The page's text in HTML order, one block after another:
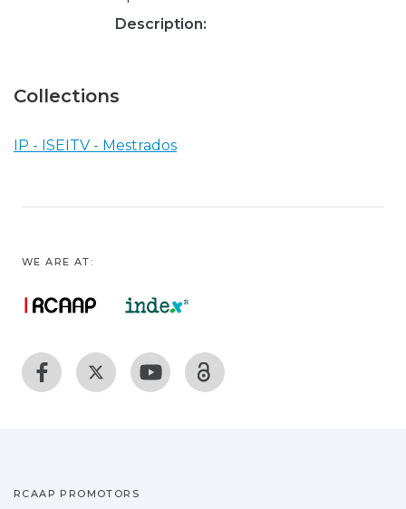
Description:
Collections
IP - ISEITV - Mestrados
WE ARE AT:
RCAAP PROMOTORS